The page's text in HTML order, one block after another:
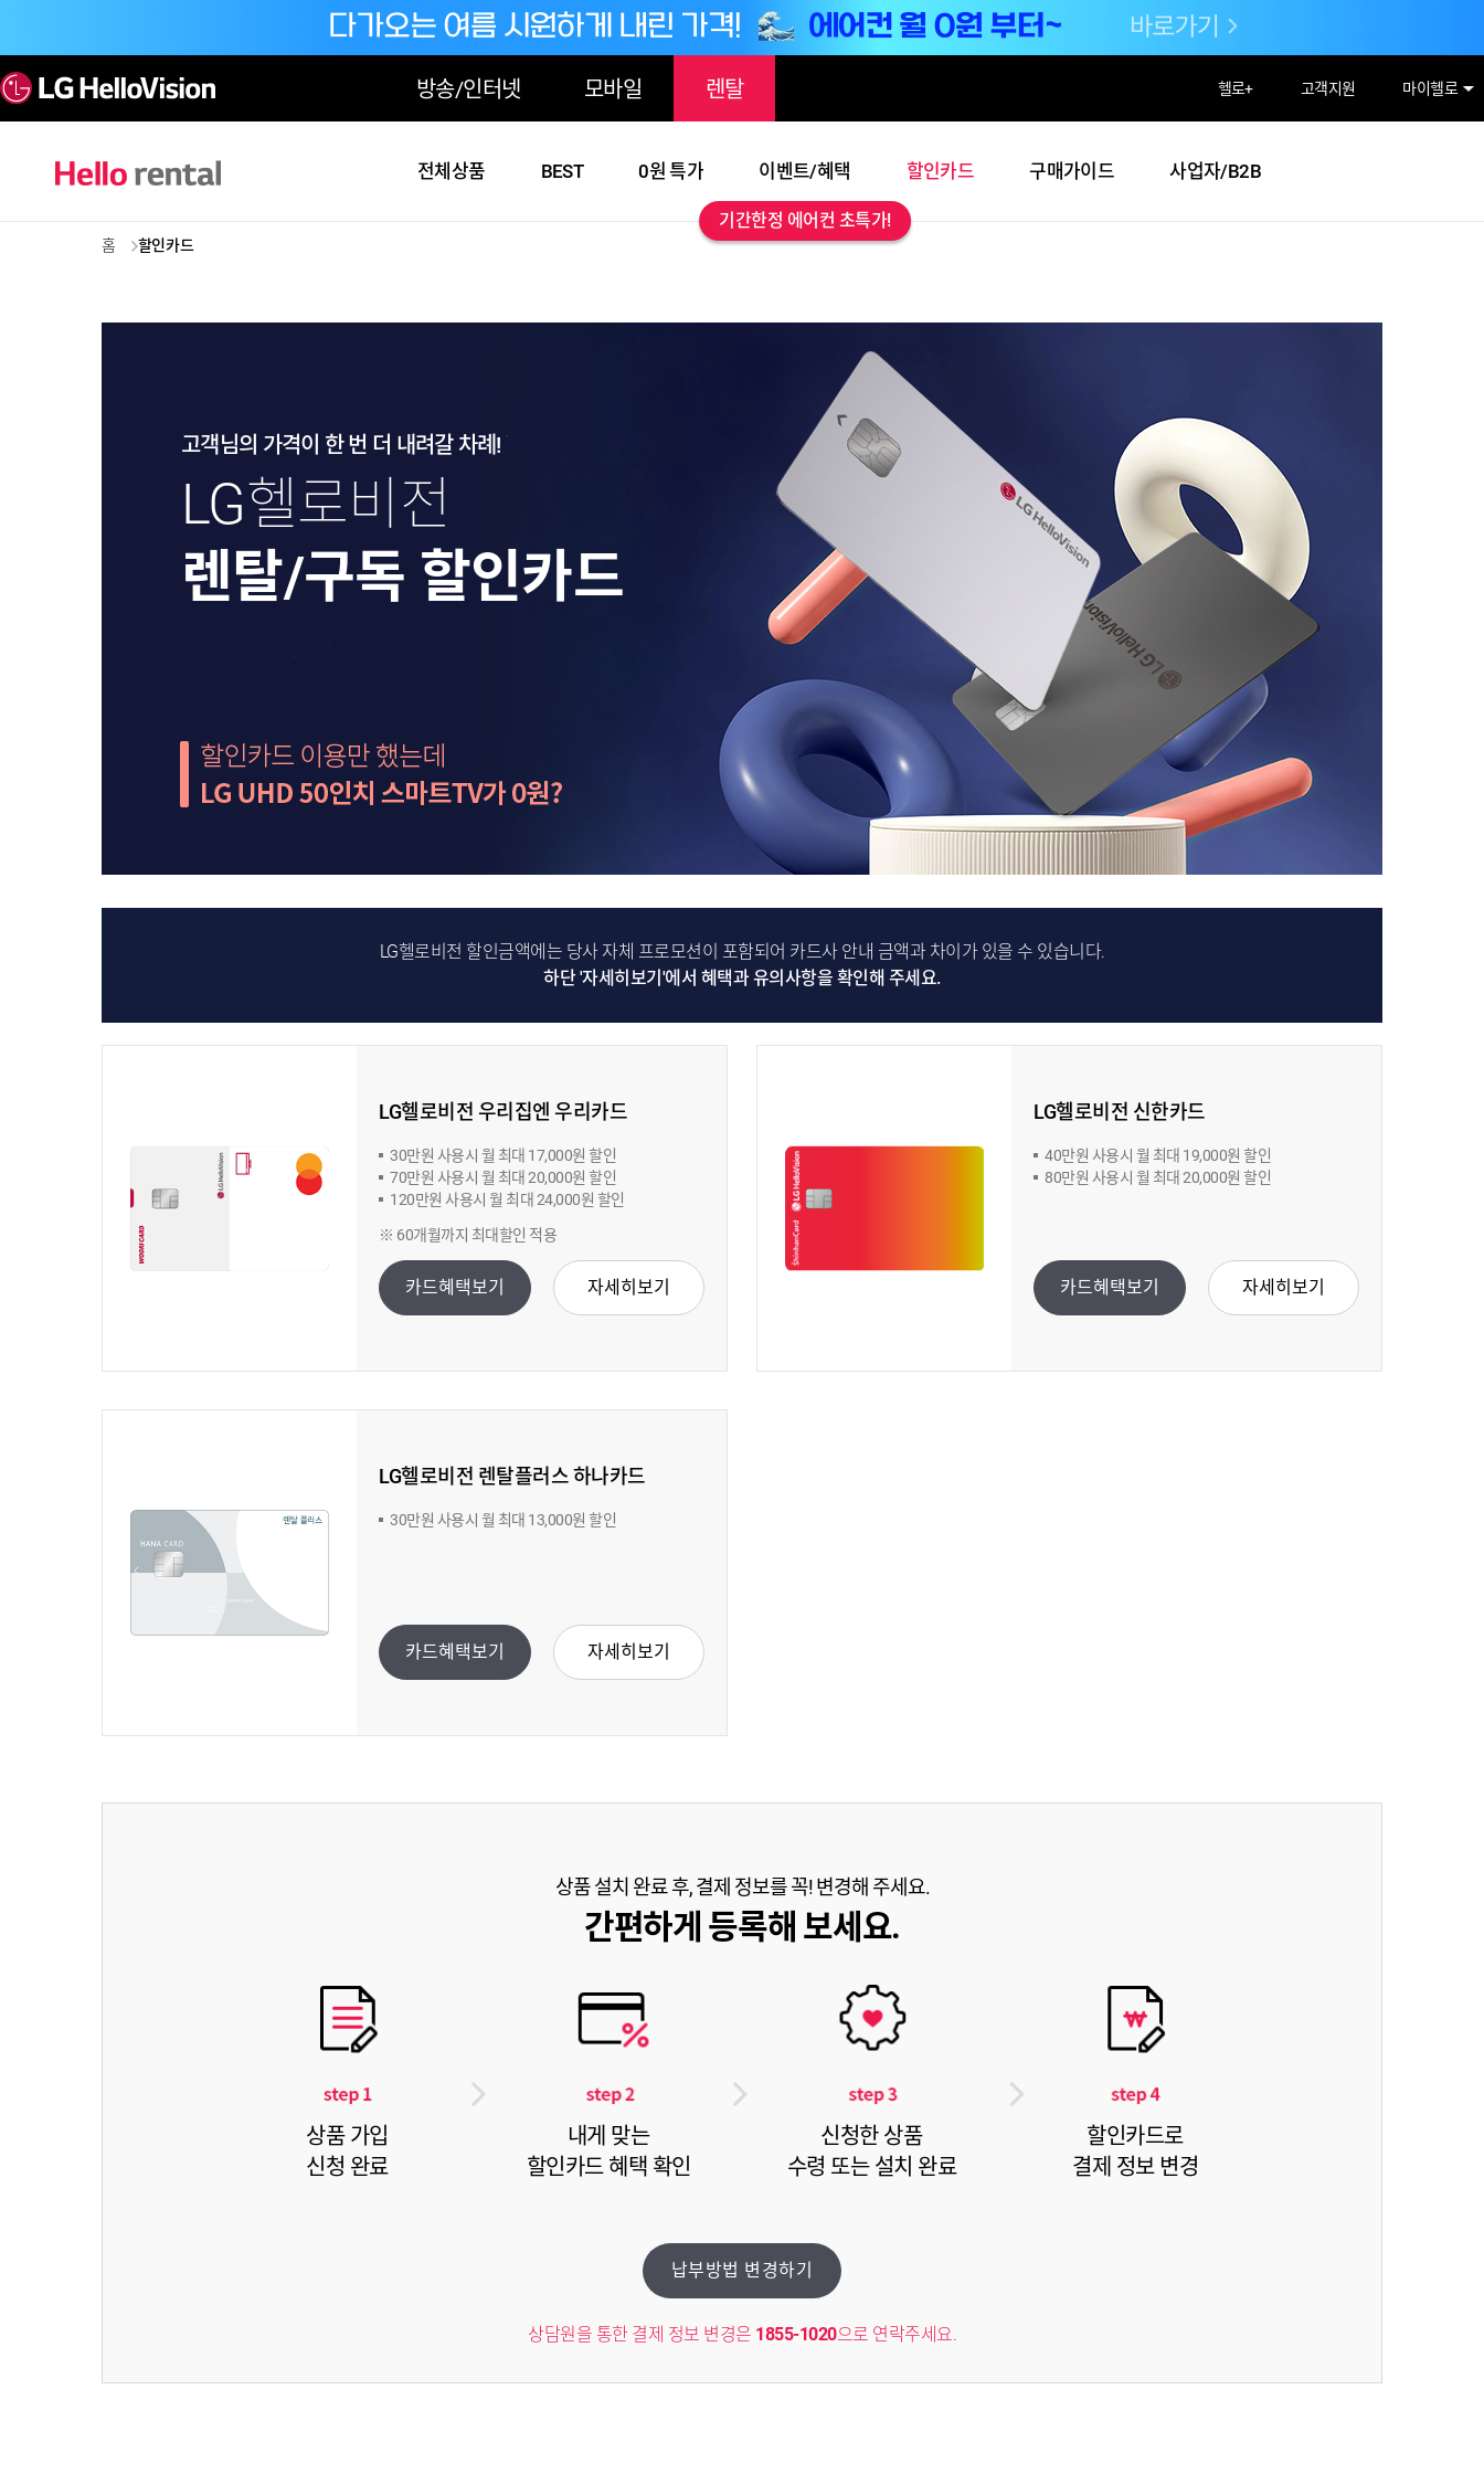
방송/인터넷 모바일 렌탈 헬로+ 고객지원 마이헬로
전체상품 BEST 0원 특가 이벤트/혜택
기간한정 에어컨 초특가!
할인카드 구매가이드 사업자/B2B
홈 할인카드
고객님의 가격이 한 번 더 내려갈 차례!
LG헬로비전
렌탈/구독 할인카드
LG헬로비전 할인금액에는 당사 자체 프로모션이 포함되어 카드사 안내 금액과 차이가 있을 수 있습니다.
하단 '자세히보기'에서 혜택과 유의사항을 확인해 주세요.
LG헬로비전 우리집엔 우리카드
30만원 사용시 월 최대 17,000원 할인
70만원 사용시 월 최대 20,000원 할인
120만원 사용시 월 최대 24,000원 할인
※ 60개월까지 최대할인 적용
카드혜택보기 자세히보기
LG헬로비전 신한카드
40만원 사용시 월 최대 19,000원 할인
80만원 사용시 월 최대 20,000원 할인
카드혜택보기 자세히보기
LG헬로비전 렌탈플러스 하나카드
30만원 사용시 월 최대 13,000원 할인
카드혜택보기 자세히보기
상품 설치 완료 후, 결제 정보를 꼭! 변경해 주세요.
간편하게 등록해 보세요.
상품 가입
신청 완료
내게 맞는
할인카드 혜택 확인
신청한 상품
수령 또는 설치 완료
할인카드로
결제 정보 변경
납부방법 변경하기
상담원을 통한 결제 정보 변경은 1855-1020으로 연락주세요.